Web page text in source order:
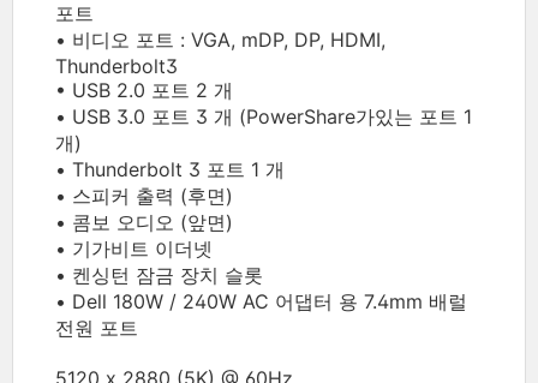
포트
• 비디오 포트 : VGA, mDP, DP, HDMI,
Thunderbolt3
• USB 2.0 포트 2 개
• USB 3.0 포트 3 개 (PowerShare가있는 포트 1
개)
• Thunderbolt 3 포트 1 개
• 스피커 출력 (후면)
• 콤보 오디오 (앞면)
• 기가비트 이더넷
• 켄싱턴 잠금 장치 슬롯
• Dell 180W / 240W AC 어댑터 용 7.4mm 배럴
전원 포트